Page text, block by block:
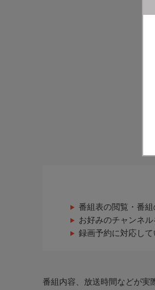
番組表の閲覧・番
お好みのチャンネ
録画予約に対応し
番組内容、放送時間などが実